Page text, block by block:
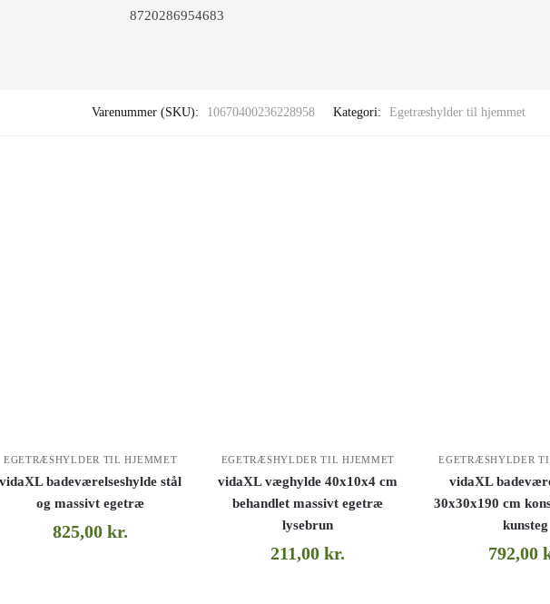
8720286954683
Varenummer (SKU): 10670400236228958 Kategori: Egetræshylder til hjemmet
EGETRÆSHYLDER TIL HJEMMET
vidaXL badeværelseshylde stål
og massivt egetræ
825,00kr.
EGETRÆSHYLDER TIL HJEMMET
vidaXL væghylde 40x10x4 cm
behandlet massivt egetræ
lysebrun
211,00kr.
EGETRÆSHYLDER
vidaXL
30x30x190 cm
kunsteg
792,00